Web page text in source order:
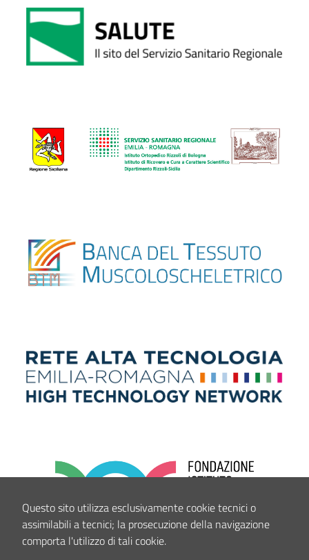
Questo sito utilizza esclusivamente cookie tecnici o
assimilabili a tecnici; la prosecuzione della navigazione
comporta l'utilizzo di tali cookie.